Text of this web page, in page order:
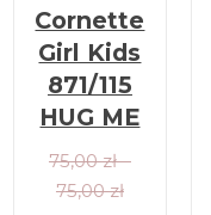
Cornette
Girl Kids
871/115
HUG ME
75,00zł–
75,00zł